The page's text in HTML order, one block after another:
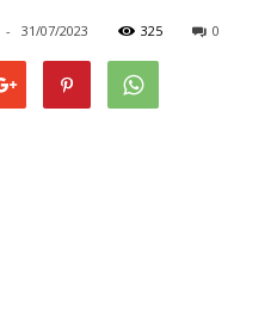
- 31/07/2023 325 0